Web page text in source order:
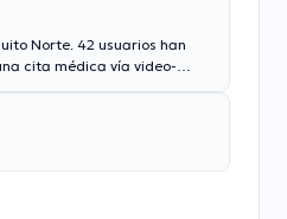
Norte. 42 usuarios han
cita médica vía video-
el médico especialista David
ofrecidos en el